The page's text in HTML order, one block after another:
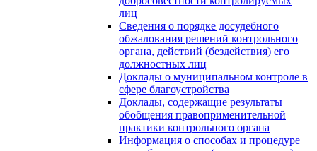
лиц
Сведения о порядке досудебного
обжалования решений контрольного
органа, действий (бездействия) его
должностных лиц
Доклады о муниципальном контроле в
сфере благоустройства
Доклады, содержащие результаты
обобщения правоприменительной
практики контрольного органа
Информация о способах и процедуре